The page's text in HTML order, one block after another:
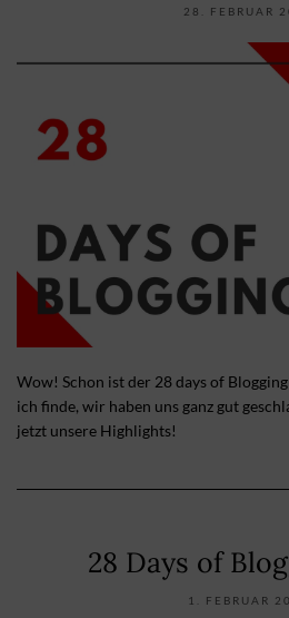
28. FEBRUAR
Wow! Schon ist der 28 days of
ich finde, wir haben uns ganz gut
jetzt unsere Highlights!
28 Days of
1. FEBRUAR